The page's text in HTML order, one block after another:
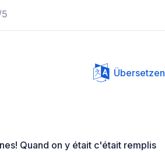
Übersetzen
Quand on y était c'était remplis